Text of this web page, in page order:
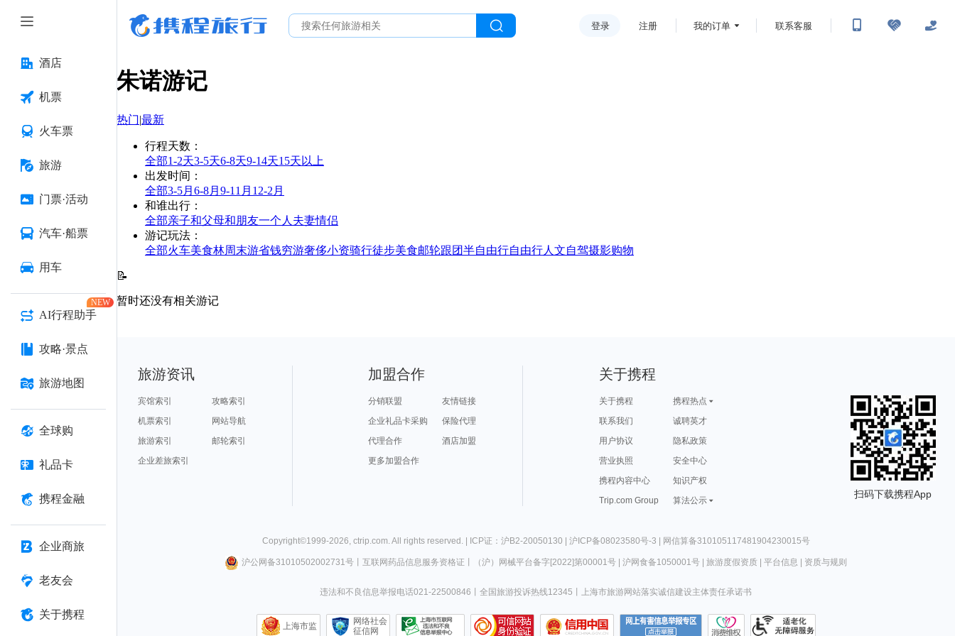
酒店
机票
火车票
旅游
门票·活动
汽车·船票
用车
AI行程助手
NEW
攻略·景点
旅游地图
全球购
礼品卡
携程金融
企业商旅
老友会
关于携程
登录 注册 我的订单 联系客服
朱诺游记
热门|最新
行程天数 ：
全部1-2天3-5天6-8天9-14天15天以上
出发时间 ：
全部3-5月 6-8月 9-11月 12-2月
和谁出行 ：
全部亲子和父母和朋友一个人 夫妻情侣
游记玩法 ：
全部火车美食林周末游省钱穷游奢侈小资骑行徒步美食邮轮跟团半自由行自由行人文自驾摄影购物
📝
暂时还没有相关游记
旅游资讯
宾馆索引
攻略索引
机票索引
网站导航
旅游索引
邮轮索引
企业差旅索引
加盟合作
分销联盟
友情链接
企业礼品卡采购
保险代理
代理合作
酒店加盟
更多加盟合作
关于携程
关于携程
携程热点
联系我们
诚聘英才
用户协议
隐私政策
营业执照
安全中心
携程内容中心
知识产权
Trip.com Group
算法公示
扫码下载携程App
Copyright©1999-2026, ctrip.com. All rights reserved. | ICP证：沪B2-20050130 | 沪ICP备08023580号-3 | 网信算备310105117481904230015号
沪公网备31010502002731号丨 互联网药品信息服务资格证 （沪）网械平台备字[2022]第00001号| 沪网食备1050001号| 旅游度假资质| 平台信息 资质与规则
违法和不良信息举报电话021-22500846 全国旅游投诉热线12345 上海市旅游网站落实诚信建设主体责任承诺书
上海市监
网络社会
征信网